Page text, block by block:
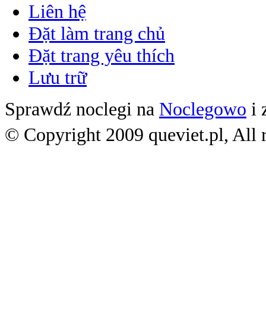
Liên hệ
Đặt làm trang chủ
Đặt trang yêu thích
Lưu trữ
Sprawdź noclegi na Noclegowo i
© Copyright 2009 queviet.pl, All